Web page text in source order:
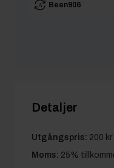
Been906
Detaljer
Utgångspris: 200 kr
Moms: 25%